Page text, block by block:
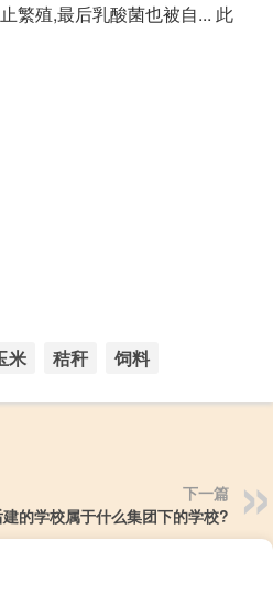
繁殖,最后乳酸菌也被自... 此
米 秸秆 饲料
下一篇
的学校属于什么集团下的学校?